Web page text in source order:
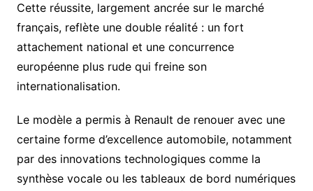
Cette réussite, largement ancrée sur le marché
français, reflète une double réalité : un fort
attachement national et une concurrence
européenne plus rude qui freine son
internationalisation.
Le modèle a permis à Renault de renouer avec une
certaine forme d’excellence automobile, notamment
par des innovations technologiques comme la
synthèse vocale ou les tableaux de bord numériques